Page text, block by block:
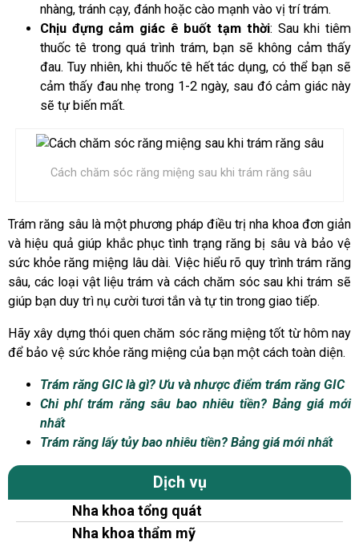
nhàng, tránh cạy, đánh hoặc cào mạnh vào vị trí trám.
Chịu đựng cảm giác ê buốt tạm thời: Sau khi tiêm
thuốc tê trong quá trình trám, bạn sẽ không cảm thấy
đau. Tuy nhiên, khi thuốc tê hết tác dụng, có thể bạn sẽ
cảm thấy đau nhẹ trong 1-2 ngày, sau đó cảm giác này
sẽ tự biến mất.
Cách chăm sóc răng miệng sau khi trám răng sâu
Trám răng sâu là một phương pháp điều trị nha khoa đơn giản
và hiệu quả giúp khắc phục tình trạng răng bị sâu và bảo vệ
sức khỏe răng miệng lâu dài. Việc hiểu rõ quy trình trám răng
sâu, các loại vật liệu trám và cách chăm sóc sau khi trám sẽ
giúp bạn duy trì nụ cười tươi tắn và tự tin trong giao tiếp.
Hãy xây dựng thói quen chăm sóc răng miệng tốt từ hôm nay
để bảo vệ sức khỏe răng miệng của bạn một cách toàn diện.
Trám răng GIC là gì? Ưu và nhược điểm trám răng GIC
Chi phí trám răng sâu bao nhiêu tiền? Bảng giá mới
nhất
Trám răng lấy tủy bao nhiêu tiền? Bảng giá mới nhất
Dịch vụ
Nha khoa tổng quát
Nha khoa thẩm mỹ